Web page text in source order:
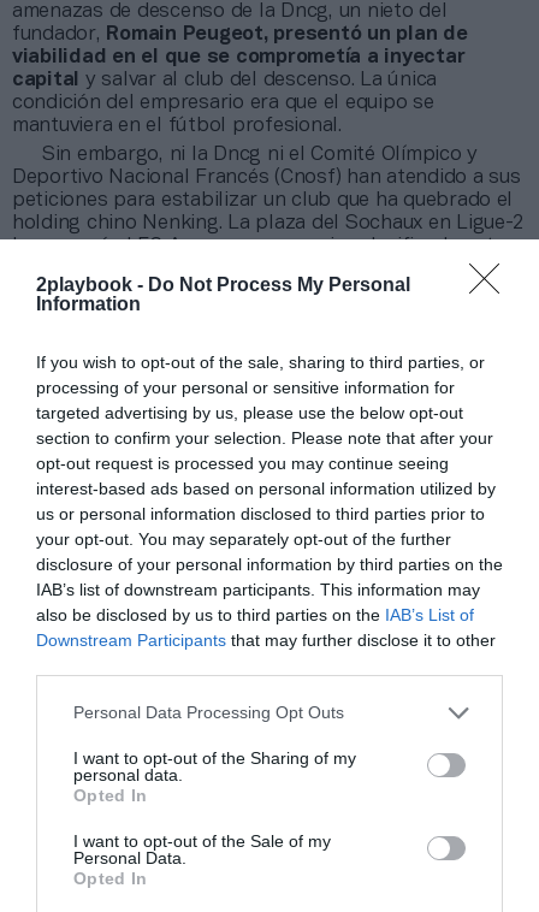
2playbook - Do Not Process My Personal
Information
If you wish to opt-out of the sale, sharing to third parties, or
processing of your personal or sensitive information for
targeted advertising by us, please use the below opt-out
section to confirm your selection. Please note that after your
opt-out request is processed you may continue seeing
interest-based ads based on personal information utilized by
us or personal information disclosed to third parties prior to
your opt-out. You may separately opt-out of the further
disclosure of your personal information by third parties on the
IAB’s list of downstream participants. This information may
also be disclosed by us to third parties on the IAB’s List of
Downstream Participants that may further disclose it to other
Personal Data Processing Opt Outs
I want to opt-out of the Sharing of my
personal data.
Opted In
I want to opt-out of the Sale of my
Personal Data.
Opted In
Índex2P
Operaciones corporativas
amenazas de descenso de la Dncg, un nieto del
fundador, Romain Peugeot, presentó un plan de
viabilidad en el que se comprometía a inyectar
capital y salvar al club del descenso. La única
condición del empresario era que el equipo se
mantuviera en el fútbol profesional.
Sin embargo, ni la Dncg ni el Comité Olímpico y
Deportivo Nacional Francés (Cnosf) han atendido a sus
peticiones para estabilizar un club que ha quebrado el
holding chino Nenking. La plaza del Sochaux en Ligue-2
Mantente informado con las últimas noticias de actualidad.
ACTIVAR AHORA
Compartir
Imprimir